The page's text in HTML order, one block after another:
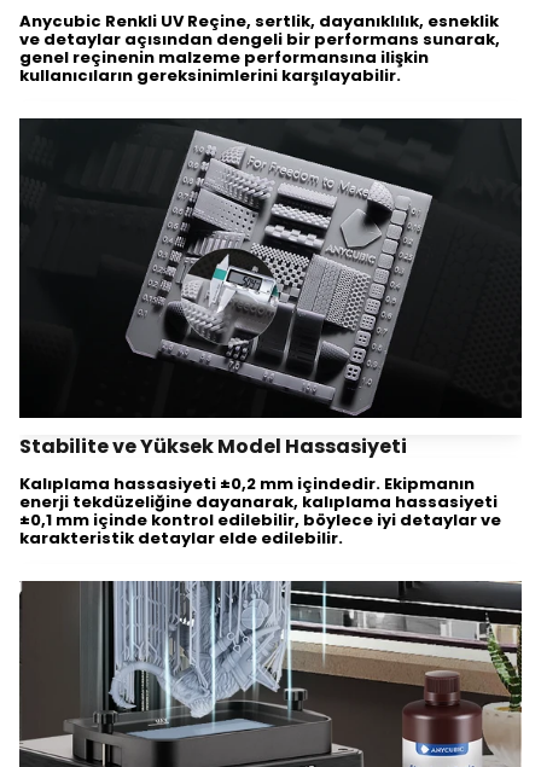
Anycubic Renkli UV Reçine, sertlik, dayanıklılık, esneklik
ve detaylar açısından dengeli bir performans sunarak,
genel reçinenin malzeme performansına ilişkin
kullanıcıların gereksinimlerini karşılayabilir.
Stabilite ve Yüksek Model Hassasiyeti
Kalıplama hassasiyeti ±0,2 mm içindedir. Ekipmanın
enerji tekdüzeliğine dayanarak, kalıplama hassasiyeti
±0,1 mm içinde kontrol edilebilir, böylece iyi detaylar ve
karakteristik detaylar elde edilebilir.